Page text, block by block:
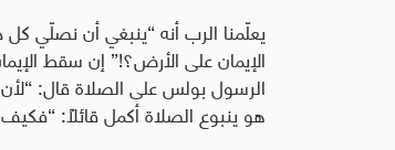
يعلّمنا الرب أنه “ينبغي أن نصلّي
الإيمان على الأرض؟!” إن سقط
هو ينبوع الصلاة أكمل قائلاً: “فكيف